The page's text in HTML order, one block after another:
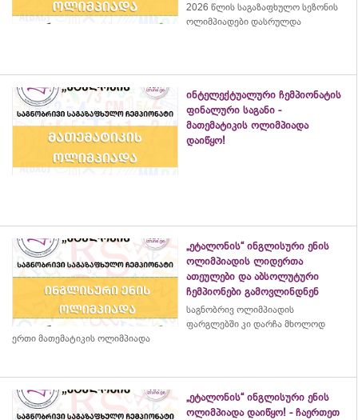
2026 წლის საგაზაფხულო სეზონის
ოლიმპიადები დასრულდა
ინტელექტუალური ჩემპიონატის
ფინალური საგანი -
მათემატიკის ოლიმპიადა
დაიწყო!
„ეტალონის“ ინგლისური ენის
ოლიმპიადის ლიდერთა
ათეულები და აბსოლუტური
ჩემპიონები გამოვლინდნენ
საგნობრივ ოლიმპიადის
ფარგლებში კი დარჩა მხოლოდ
ერთი მათემატიკის ოლიმპიადა
„ეტალონის“ ინგლისური ენის
ოლიმპიადა დაიწყო! - ჩაერთეთ